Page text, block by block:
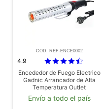
COD. REF-ENCE0002
4.9
Encededor de Fuego Electrico
Gadnic Arrancador de Alta
Temperatura Outlet
Envío a todo el país